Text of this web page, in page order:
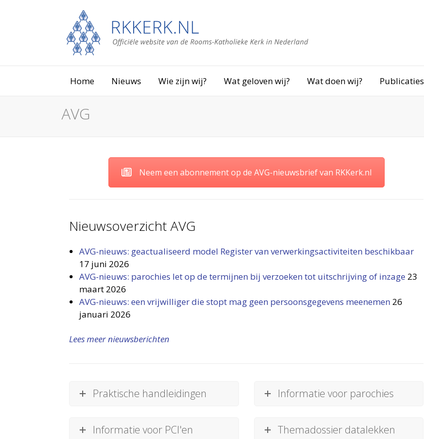
Home Nieuws Wie zijn wij? Wat geloven wij? Wat doen wij? Publicaties
AVG
Neem een abonnement op de AVG-nieuwsbrief van RKKerk.nl
Nieuwsoverzicht AVG
AVG-nieuws: geactualiseerd model Register van verwerkingsactiviteiten beschikbaar
17 juni 2026
AVG-nieuws: parochies let op de termijnen bij verzoeken tot uitschrijving of inzage 23
maart 2026
AVG-nieuws: een vrijwilliger die stopt mag geen persoonsgegevens meenemen 26
januari 2026
Lees meer nieuwsberichten
Praktische handleidingen Informatie voor parochies
Informatie voor PCI'en Themadossier datalekken